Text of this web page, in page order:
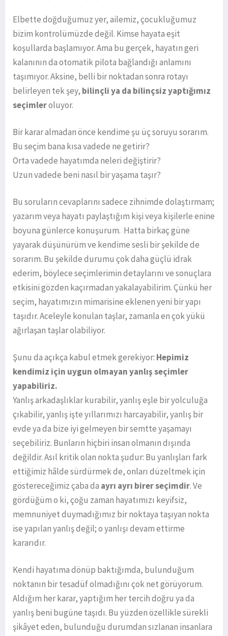
Elbette doğduğumuz yer, ailemiz, çocukluğumuz
bizim kontrolümüzde değil. Kimse hayata eşit
koşullarda başlamıyor. Ama bu gerçek, hayatın geri
kalanının da otomatik pilota bağlandığı anlamını
taşımıyor. Aksine, belli bir noktadan sonra rotayı
belirleyen tek şey, bilinçli ya da bilinçsiz yaptığımız
seçimleroluyor.
Bir karar almadan önce kendime şu üç soruyu sorarım.
Bu seçim bana kısa vadede ne getirir?
Orta vadede hayatımda neleri değiştirir?
Uzun vadede beni nasıl bir yaşama taşır?
Bu soruların cevaplarını sadece zihnimde dolaştırmam;
yazarım veya hayatı paylaştığım kişi veya kişilerle enine
boyuna günlerce konuşurum. Hatta birkaç güne
yayarak düşünürüm ve kendime sesli bir şekilde de
sorarım. Bu şekilde durumu çok daha güçlü idrak
ederim, böylece seçimlerimin detaylarını ve sonuçlara
etkisini gözden kaçırmadan yakalayabilirim. Çünkü her
seçim, hayatımızın mimarisine eklenen yeni bir yapı
taşıdır. Aceleyle konulan taşlar, zamanla en çok yükü
ağırlaşan taşlar olabiliyor.
Şunu da açıkça kabul etmek gerekiyor: Hepimiz
kendimiz için uygun olmayan yanlış seçimler
yapabiliriz.
Yanlış arkadaşlıklar kurabilir, yanlış eşle bir yolculuğa
çıkabilir, yanlış işte yıllarımızı harcayabilir, yanlış bir
evde ya da bize iyi gelmeyen bir semtte yaşamayı
seçebiliriz. Bunların hiçbiri insan olmanın dışında
değildir. Asıl kritik olan nokta şudur: Bu yanlışları fark
ettiğimiz hâlde sürdürmek de, onları düzeltmek için
göstereceğimiz çaba da ayrı ayrı birer seçimdir. Ve
gördüğüm o ki, çoğu zaman hayatımızı keyifsiz,
memnuniyet duymadığımız bir noktaya taşıyan nokta
ise yapılan yanlış değil; o yanlışı devam ettirme
kararıdır.
Kendi hayatıma dönüp baktığımda, bulunduğum
noktanın bir tesadüf olmadığını çok net görüyorum.
Aldığım her karar, yaptığım her tercih doğru ya da
yanlış beni bugüne taşıdı. Bu yüzden özellikle sürekli
şikâyet eden, bulunduğu durumdan sızlanan insanlara